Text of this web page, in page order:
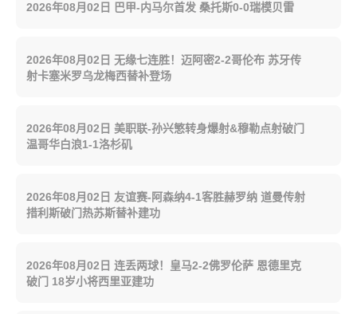
2026年08月02日 巴甲-内马尔首发 桑托斯0-0瑞模贝雷
2026年08月02日 无缘七连胜！迈阿密2-2哥伦布 苏牙传
射卡塞米罗乌龙梅西替补登场
2026年08月02日 美职联-孙兴慜转身爆射&穆勒点射破门
温哥华白浪1-1洛杉矶
2026年08月02日 友谊赛-阿森纳4-1客胜赫罗纳 道曼传射
措利斯破门热苏斯替补建功
2026年08月02日 连丢两球！皇马2-2佛罗伦萨 恩德里克
破门 18岁小将西里亚建功